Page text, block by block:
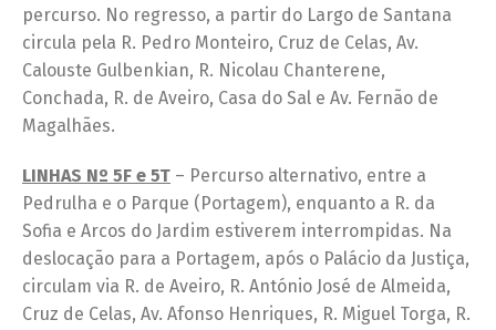
percurso. No regresso, a partir do Largo de Santana
circula pela R. Pedro Monteiro, Cruz de Celas, Av.
Calouste Gulbenkian, R. Nicolau Chanterene,
Conchada, R. de Aveiro, Casa do Sal e Av. Fernão de
Magalhães.
LINHAS Nº 5F e 5T – Percurso alternativo, entre a
Pedrulha e o Parque (Portagem), enquanto a R. da
Sofia e Arcos do Jardim estiverem interrompidas. Na
deslocação para a Portagem, após o Palácio da Justiça,
circulam via R. de Aveiro, R. António José de Almeida,
Cruz de Celas, Av. Afonso Henriques, R. Miguel Torga, R.